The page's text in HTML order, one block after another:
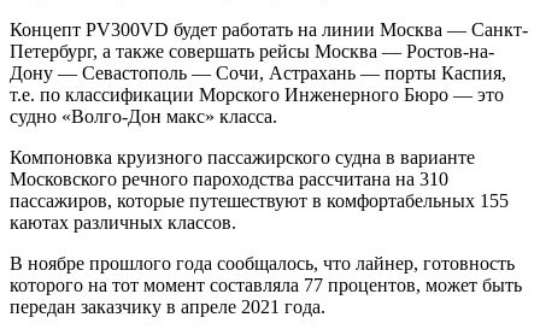
Концепт PV300VD будет работать на линии Москва — Санкт-
Петербург, а также совершать рейсы Москва — Ростов-на-
Дону — Севастополь — Сочи, Астрахань — порты Каспия,
т.е. по классификации Морского Инженерного Бюро — это
судно «Волго-Дон макс» класса.
Компоновка круизного пассажирского судна в варианте
Московского речного пароходства рассчитана на 310
пассажиров, которые путешествуют в комфортабельных 155
каютах различных классов.
В ноябре прошлого года сообщалось, что лайнер, готовность
которого на тот момент составляла 77 процентов, может быть
передан заказчику в апреле 2021 года.